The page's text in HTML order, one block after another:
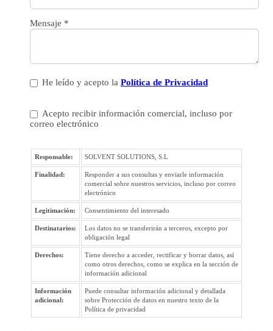
Mensaje *
He leído y acepto la Política de Privacidad
Acepto recibir información comercial, incluso por
correo electrónico
Responsable: SOLVENT SOLUTIONS, S.L
Finalidad:
Responder a sus consultas y enviarle información
comercial sobre nuestros servicios, incluso por correo
electrónico
Legitimación: Consentimiento del interesado
Destinatarios:
Los datos no se transferirán a terceros, excepto por
obligación legal
Derechos:
Tiene derecho a acceder, rectificar y borrar datos, así
como otros derechos, como se explica en la sección de
información adicional
Información
adicional:
Puede consultar información adicional y detallada
sobre Protección de datos en nuestro texto de la
Política de privacidad